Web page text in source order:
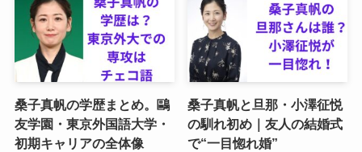
桑子真帆の学歴まとめ。鷗
友学園・東京外国語大学・
初期キャリアの全体像
桑子真帆と旦那・小澤征悦
の馴れ初め｜友人の結婚式
で“一目惚れ婚”